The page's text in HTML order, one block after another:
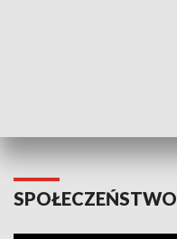
SPOŁECZEŃSTWO